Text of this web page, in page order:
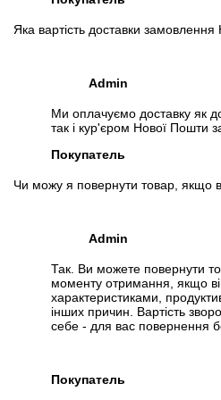
Яка вартість доставки
Admin
Ми оплачуємо доставку як
так і кур'єром Нової Пошти
Покупатель
Чи можу я повернути товар, якщо
Admin
Так. Ви можете повернути
моменту отримання, якщо
характеристиками,
інших причин. Вартість
себе - для вас повернення
Покупатель